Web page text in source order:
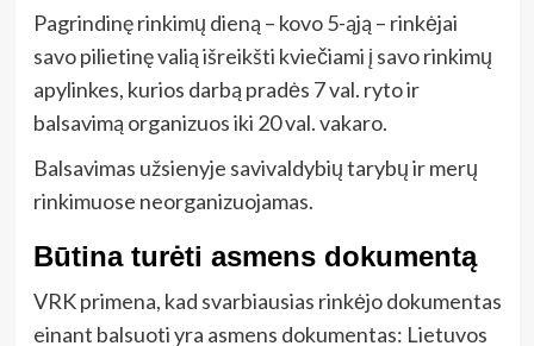
Pagrindinę rinkimų dieną – kovo 5-ąją – rinkėjai
savo pilietinę valią išreikšti kviečiami į savo rinkimų
apylinkes, kurios darbą pradės 7 val. ryto ir
balsavimą organizuos iki 20 val. vakaro.
Balsavimas užsienyje savivaldybių tarybų ir merų
rinkimuose neorganizuojamas.
Būtina turėti asmens dokumentą
VRK primena, kad svarbiausias rinkėjo dokumentas
einant balsuoti yra asmens dokumentas: Lietuvos